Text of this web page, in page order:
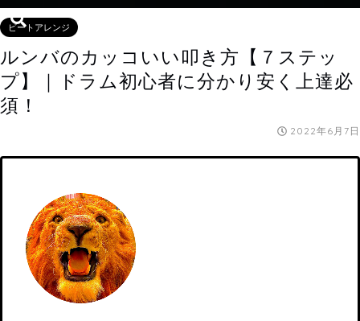
ビートアレンジ
ルンバのカッコいい叩き方【７ステッ
プ】｜ドラム初心者に分かり安く上達必
須！
2022年6月7日